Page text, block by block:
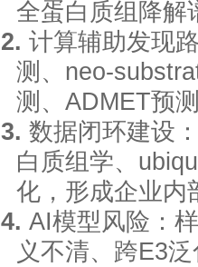
全蛋白质组降解
2.计算辅助发现
测、neo-
测、ADMET预
3.数据闭环建设
白质组学、
化，形成企业内
4.AI模型风险：
义不清、跨E3